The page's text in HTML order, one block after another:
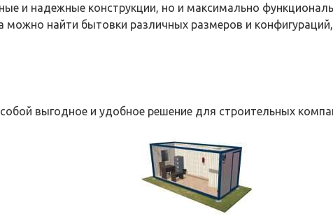
и надежные конструкции, но и максимально
можно найти бытовки различных размеров и
выгодное и удобное решение для строительных